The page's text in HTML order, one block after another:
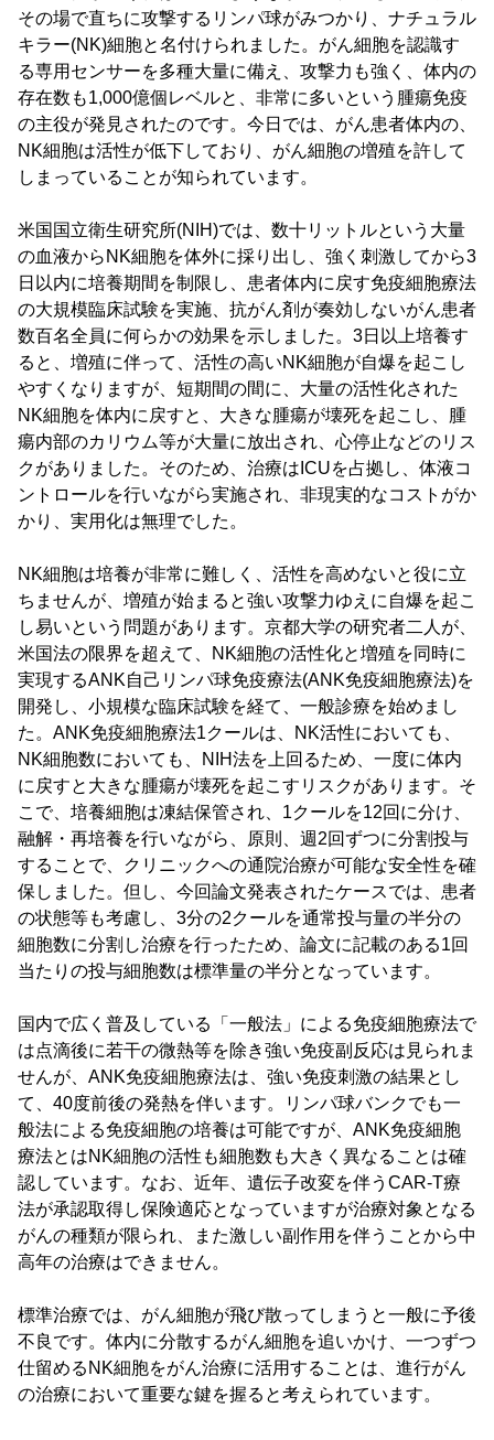
その場で直ちに攻撃するリンパ球がみつかり、ナチュラル
キラー(NK)細胞と名付けられました。がん細胞を認識す
る専用センサーを多種大量に備え、攻撃力も強く、体内の
存在数も1,000億個レベルと、非常に多いという腫瘍免疫
の主役が発見されたのです。今日では、がん患者体内の、
NK細胞は活性が低下しており、がん細胞の増殖を許して
しまっていることが知られています。
米国国立衛生研究所(NIH)では、数十リットルという大量
の血液からNK細胞を体外に採り出し、強く刺激してから3
日以内に培養期間を制限し、患者体内に戻す免疫細胞療法
の大規模臨床試験を実施、抗がん剤が奏効しないがん患者
数百名全員に何らかの効果を示しました。3日以上培養す
ると、増殖に伴って、活性の高いNK細胞が自爆を起こし
やすくなりますが、短期間の間に、大量の活性化された
NK細胞を体内に戻すと、大きな腫瘍が壊死を起こし、腫
瘍内部のカリウム等が大量に放出され、心停止などのリス
クがありました。そのため、治療はICUを占拠し、体液コ
ントロールを行いながら実施され、非現実的なコストがか
かり、実用化は無理でした。
NK細胞は培養が非常に難しく、活性を高めないと役に立
ちませんが、増殖が始まると強い攻撃力ゆえに自爆を起こ
し易いという問題があります。京都大学の研究者二人が、
米国法の限界を超えて、NK細胞の活性化と増殖を同時に
実現するANK自己リンパ球免疫療法(ANK免疫細胞療法)を
開発し、小規模な臨床試験を経て、一般診療を始めまし
た。ANK免疫細胞療法1クールは、NK活性においても、
NK細胞数においても、NIH法を上回るため、一度に体内
に戻すと大きな腫瘍が壊死を起こすリスクがあります。そ
こで、培養細胞は凍結保管され、1クールを12回に分け、
融解・再培養を行いながら、原則、週2回ずつに分割投与
することで、クリニックへの通院治療が可能な安全性を確
保しました。但し、今回論文発表されたケースでは、患者
の状態等も考慮し、3分の2クールを通常投与量の半分の
細胞数に分割し治療を行ったため、論文に記載のある1回
当たりの投与細胞数は標準量の半分となっています。
国内で広く普及している「一般法」による免疫細胞療法で
は点滴後に若干の微熱等を除き強い免疫副反応は見られま
せんが、ANK免疫細胞療法は、強い免疫刺激の結果とし
て、40度前後の発熱を伴います。リンパ球バンクでも一
般法による免疫細胞の培養は可能ですが、ANK免疫細胞
療法とはNK細胞の活性も細胞数も大きく異なることは確
認しています。なお、近年、遺伝子改変を伴うCAR-T療
法が承認取得し保険適応となっていますが治療対象となる
がんの種類が限られ、また激しい副作用を伴うことから中
高年の治療はできません。
標準治療では、がん細胞が飛び散ってしまうと一般に予後
不良です。体内に分散するがん細胞を追いかけ、一つずつ
仕留めるNK細胞をがん治療に活用することは、進行がん
の治療において重要な鍵を握ると考えられています。